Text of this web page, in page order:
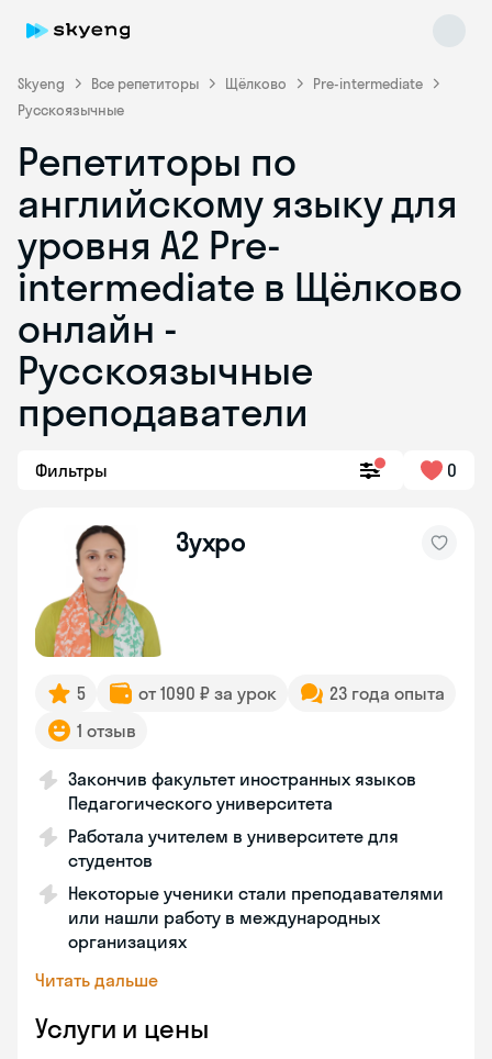
Skyeng Все репетиторы Щёлково
Pre-intermediate
Русскоязычные
Репетиторы по
английскому языку для
уровня A2 Pre-
intermediate в Щёлково
онлайн -
Русскоязычные
преподаватели
Фильтры 0
Зухро
5 от 1090 ₽ за урок
23 года опыта
1 отзыв
Закончив факультет иностранных языков
Педагогического университета
Работала учителем в университете для
студентов
Некоторые ученики стали преподавателями
или нашли работу в международных
организациях
Читать дальше
Услуги и цены
Skyeng Chat